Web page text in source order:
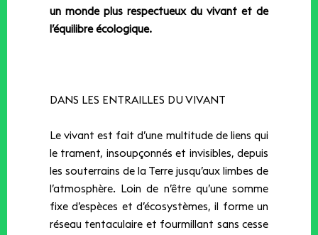
un monde plus respectueux du vivant et de
l’équilibre écologique.
DANS LES ENTRAILLES DU VIVANT
Le vivant est fait d’une multitude de liens qui
le trament, insoupçonnés et invisibles, depuis
les souterrains de la Terre jusqu’aux limbes de
l’atmosphère. Loin de n’être qu’une somme
fixe d’espèces et d’écosystèmes, il forme un
réseau tentaculaire et fourmillant sans cesse